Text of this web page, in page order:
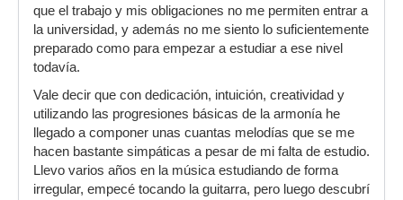
que el trabajo y mis obligaciones no me permiten entrar a
la universidad, y además no me siento lo suficientemente
preparado como para empezar a estudiar a ese nivel
todavía.
Vale decir que con dedicación, intuición, creatividad y
utilizando las progresiones básicas de la armonía he
llegado a componer unas cuantas melodías que se me
hacen bastante simpáticas a pesar de mi falta de estudio.
Llevo varios años en la música estudiando de forma
irregular, empecé tocando la guitarra, pero luego descubrí